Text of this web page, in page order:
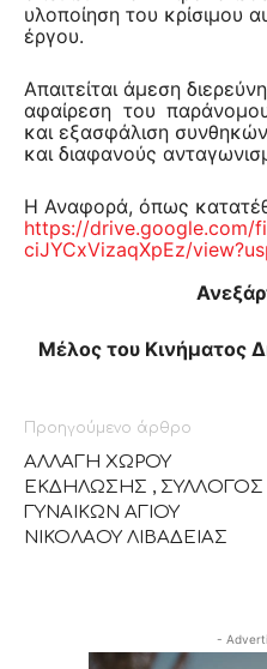
υλοποίηση του κρίσιμου
έργου.
Απαιτείται άμεση
αφαίρεση του
και εξασφάλιση συνθηκών
και διαφανούς
Η Αναφορά, όπως
https://drive.google.com/
ciJYCxVizaqXpEz/
Μέλος του Κινήματος
Προηγούμενο άρθρο
ΑΛΛΑΓΗ ΧΩΡΟΥ
ΕΚΔΗΛΩΣΗΣ , ΣΥΛΛΟΓΟΣ
ΓΥΝΑΙΚΩΝ ΑΓΙΟΥ
ΝΙΚΟΛΑΟΥ ΛΙΒΑΔΕΙΑΣ
-